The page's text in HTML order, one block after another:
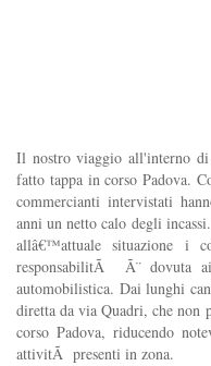
Il nostro viaggio all'interno
fatto tappa in corso Padova.
commercianti intervistati
anni un netto calo degli
allâ€™attuale situazione i
responsabilitÃ Ã¨ dovuta
automobilistica. Dai lunghi
diretta da via Quadri, che non
corso Padova, riducendo
attivitÃ presenti in zona.